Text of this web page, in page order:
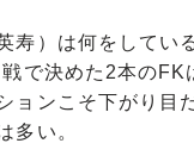
）は何をしてい
で決めた2本のFK
ョンこそ下がり目
多い。